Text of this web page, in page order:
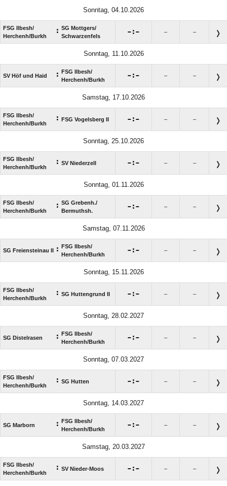
Sonntag, 04.10.2026
FSG Ilbesh/​
Herchenh/​Burkh
: SG Mottgers/​
Schwarzenfels
: – –
Sonntag, 11.10.2026
SV Höf und Haid :
FSG Ilbesh/​
Herchenh/​Burkh
: – –
Samstag, 17.10.2026
FSG Ilbesh/​
Herchenh/​Burkh
: FSG Vogelsberg II : – –
Sonntag, 25.10.2026
FSG Ilbesh/​
Herchenh/​Burkh
: SV Niederzell : – –
Sonntag, 01.11.2026
FSG Ilbesh/​
Herchenh/​Burkh
: SG Grebenh./​
Bermuthsh.
: – –
Samstag, 07.11.2026
SG Freiensteinau II :
FSG Ilbesh/​
Herchenh/​Burkh
: – –
Sonntag, 15.11.2026
FSG Ilbesh/​
Herchenh/​Burkh
: SG Huttengrund II : – –
Sonntag, 28.02.2027
SG Distelrasen :
FSG Ilbesh/​
Herchenh/​Burkh
: – –
Sonntag, 07.03.2027
FSG Ilbesh/​
Herchenh/​Burkh
: SG Hutten : – –
Sonntag, 14.03.2027
SG Marborn :
FSG Ilbesh/​
Herchenh/​Burkh
: – –
Samstag, 20.03.2027
FSG Ilbesh/​
Herchenh/​Burkh
: SV Nieder-Moos : – –